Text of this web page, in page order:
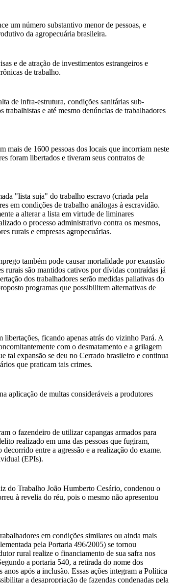
um número substantivo menor de pessoas, e
da agropecuária brasileira.
e de atração de investimentos estrangeiros e
de trabalho.
de infra-estrutura, condições sanitárias sub-
e até mesmo denúncias de trabalhadores
de 1600 pessoas dos locais que incorriam neste
foram libertados e tiveram seus contratos de
"lista suja" do trabalho escravo (criada pela
em condições de trabalho análogas à escravidão.
a alterar a lista em virtude de liminares
o processo administrativo contra os mesmos,
rurais e empresas agropecuárias.
também pode causar mortalidade por exaustão
rurais são mantidos cativos por dívidas contraídas já
dos trabalhadores serão medidas paliativas do
programas que possibilitem alternativas de
ficando apenas atrás do vizinho Pará. A
com o desmatamento e a grilagem
tal expansão se deu no Cerrado brasileiro e continua
que praticam tais crimes.
aplicação de multas consideráveis a produtores
o fazendeiro de utilizar capangas armados para
realizado em uma das pessoas que fugiram,
entre a agressão e a realização do exame.
(EPIs).
do Trabalho João Humberto Cesário, condenou o
à revelia do réu, pois o mesmo não apresentou
em condições similares ou ainda mais
pela Portaria 496/2005) se tornou
rural realize o financiamento de sua safra nos
a portaria 540, a retirada do nome dos
após a inclusão. Essas ações integram a Política
a desapropriação de fazendas condenadas pela